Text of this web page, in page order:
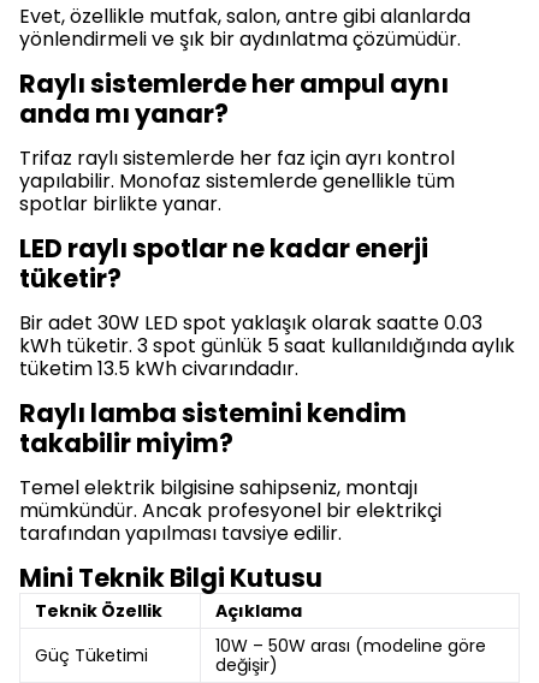
Evet, özellikle mutfak, salon, antre gibi alanlarda
yönlendirmeli ve şık bir aydınlatma çözümüdür.
Raylı sistemlerde her ampul aynı
anda mı yanar?
Trifaz raylı sistemlerde her faz için ayrı kontrol
yapılabilir. Monofaz sistemlerde genellikle tüm
spotlar birlikte yanar.
LED raylı spotlar ne kadar enerji
tüketir?
Bir adet 30W LED spot yaklaşık olarak saatte 0.03
kWh tüketir. 3 spot günlük 5 saat kullanıldığında aylık
tüketim 13.5 kWh civarındadır.
Raylı lamba sistemini kendim
takabilir miyim?
Temel elektrik bilgisine sahipseniz, montajı
mümkündür. Ancak profesyonel bir elektrikçi
tarafından yapılması tavsiye edilir.
Mini Teknik Bilgi Kutusu
Teknik Özellik
Açıklama
Güç Tüketimi
10W – 50W arası (modeline göre
değişir)